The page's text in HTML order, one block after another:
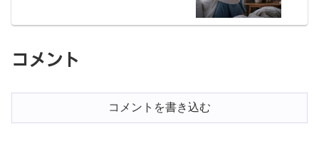
コメント
コメントを書き込む